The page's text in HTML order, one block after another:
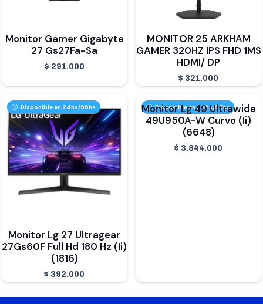
Monitor Gamer Gigabyte
27 Gs27Fa-Sa
$ 291.000
MONITOR 25 ARKHAM
GAMER 320HZ IPS FHD 1MS
HDMI/ DP
$ 321.000
Disponible en 24hs/96hs
Monitor Lg 27 Ultragear
27Gs60F Full Hd 180 Hz (Ii)
(1816)
$ 392.000
Disponible en 24hs/96hs
Monitor Lg 49 Ultrawide
49U950A-W Curvo (Ii)
(6648)
$ 3.844.000